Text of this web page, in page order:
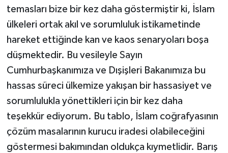
temasları bize bir kez daha göstermiştir ki, İslam
ülkeleri ortak akıl ve sorumluluk istikametinde
hareket ettiğinde kan ve kaos senaryoları boşa
düşmektedir. Bu vesileyle Sayın
Cumhurbaşkanımıza ve Dışişleri Bakanımıza bu
hassas süreci ülkemize yakışan bir hassasiyet ve
sorumlulukla yönettikleri için bir kez daha
teşekkür ediyorum. Bu tablo, İslam coğrafyasının
çözüm masalarının kurucu iradesi olabileceğini
göstermesi bakımından oldukça kıymetlidir. Barış